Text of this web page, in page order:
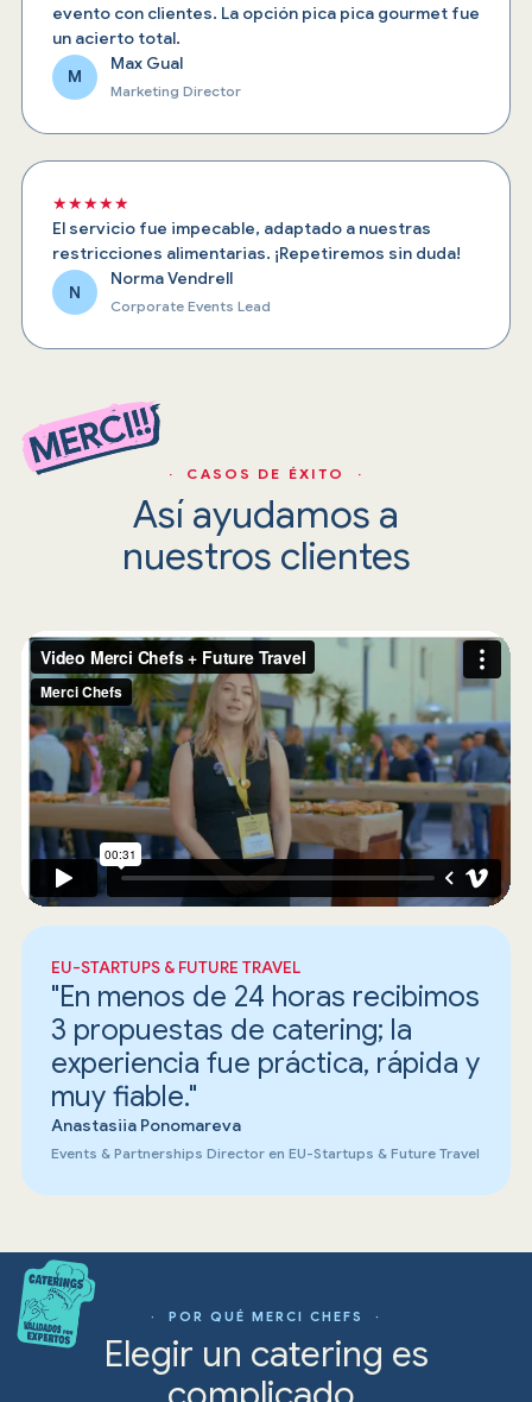
evento con clientes. La opción pica pica gourmet fue
un acierto total.
M
Max Gual
Marketing Director
★★★★★
El servicio fue impecable, adaptado a nuestras
restricciones alimentarias. ¡Repetiremos sin duda!
N
Norma Vendrell
Corporate Events Lead
· CASOS DE ÉXITO ·
Así ayudamos a
nuestros clientes
EU-STARTUPS & FUTURE TRAVEL
"En menos de 24 horas recibimos
3 propuestas de catering; la
experiencia fue práctica, rápida y
muy fiable."
Anastasiia Ponomareva
Events & Partnerships Director en EU-Startups & Future Travel
· POR QUÉ MERCI CHEFS ·
Elegir un catering es